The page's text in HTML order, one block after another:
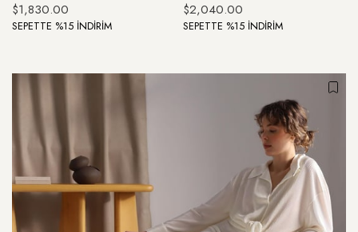
$1,830.00
SEPETTE %15 İNDİRİM
$2,040.00
SEPETTE %15 İNDİRİM